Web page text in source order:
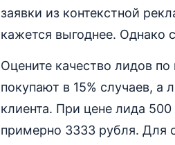
заявки из контекстной
кажется выгоднее. Однако
Оцените качество лидов
покупают в 15% случаев, а
клиента. При цене лида
примерно 3333 рубля. Для